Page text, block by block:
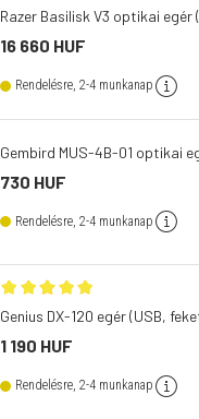
Razer Basilisk V3 optikai egér
16 660 HUF
Rendelésre, 2-4 munkanap info
Gembird MUS-4B-01 optikai
730 HUF
Rendelésre, 2-4 munkanap info
Genius DX-120 egér (USB,
1 190 HUF
Rendelésre, 2-4 munkanap info